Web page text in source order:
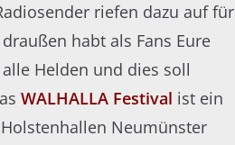
riefen dazu auf für
habt als Fans Eure
Helden und dies soll
WALHALLA Festival ist ein
Neumünster